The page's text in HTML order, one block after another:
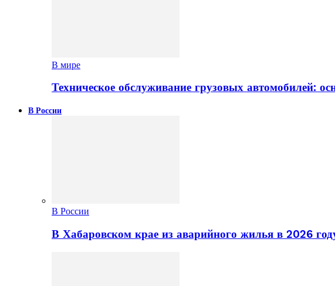
В мире
Техническое обслуживание грузовых автомобилей:
В России
В России
В Хабаровском крае из аварийного жилья в 2026